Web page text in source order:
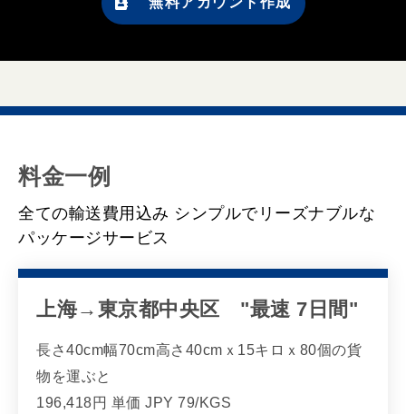
料金一例
全ての輸送費用込み シンプルでリーズナブルな
パッケージサービス
上海→東京都中央区 "最速 7日間"
長さ40cm幅70cm高さ40cmｘ15キロｘ80個の貨
物を運ぶと
196,418円 単価 JPY 79/KGS